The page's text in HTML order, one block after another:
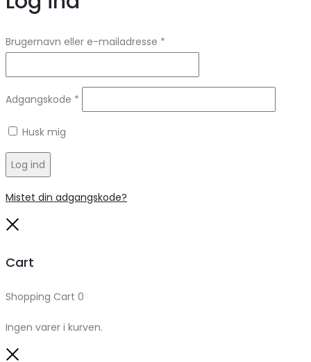
Brugernavn eller e-mailadresse *
Adgangskode *
Husk mig
Log ind
Mistet din adgangskode?
Cart
Shopping Cart 0
Ingen varer i kurven.